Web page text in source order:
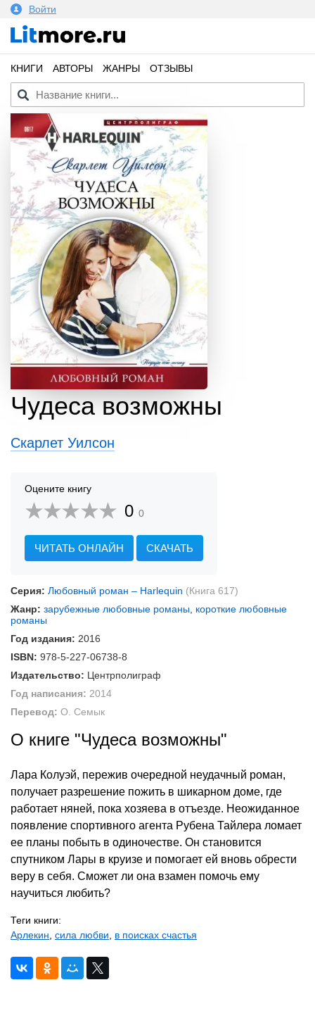
Войти
КНИГИ АВТОРЫ ЖАНРЫ ОТЗЫВЫ
Чудеса возможны
Скарлет Уилсон
Оцените книгу
0 0
ЧИТАТЬ ОНЛАЙН СКАЧАТЬ
Серия: Любовный роман – Harlequin (Книга 617)
Жанр: зарубежные любовные романы короткие любовные
романы
Год издания: 2016
ISBN: 978-5-227-06738-8
Издательство: Центрполиграф
Год написания: 2014
Перевод: О. Семык
О книге "Чудеса возможны"
Лара Колуэй, пережив очередной неудачный роман,
получает разрешение пожить в шикарном доме, где
работает няней, пока хозяева в отъезде. Неожиданное
появление спортивного агента Рубена Тайлера ломает
ее планы побыть в одиночестве. Он становится
спутником Лары в круизе и помогает ей вновь обрести
веру в себя. Сможет ли она взамен помочь ему
научиться любить?
Теги книги:
Арлекин сила любви в поисках счастья